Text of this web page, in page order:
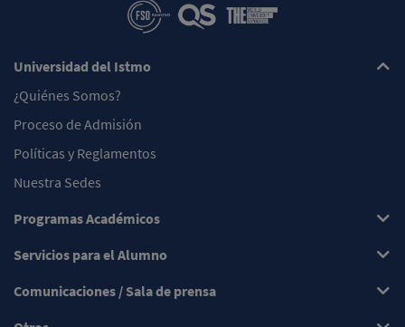
Universidad del Istmo
¿Quiénes Somos?
Proceso de Admisión
Políticas y Reglamentos
Nuestra Sedes
Programas Académicos
Servicios para el Alumno
Comunicaciones / Sala de prensa